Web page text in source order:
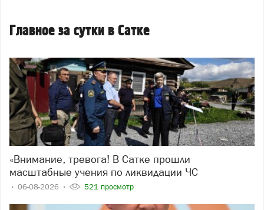
Главное за сутки в Сатке
«Внимание, тревога! В Сатке прошли
масштабные учения по ликвидации ЧС
06-08-2026 521 просмотр